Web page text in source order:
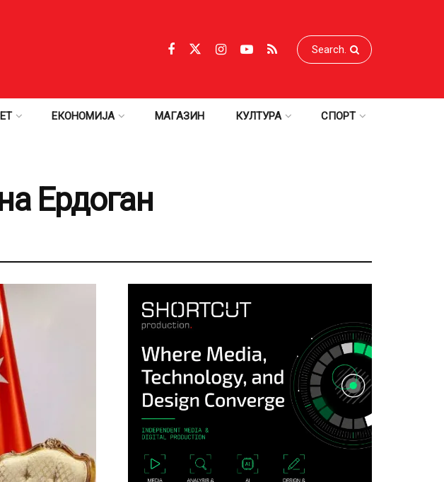
ЕКОНОМИЈА МАГАЗИН КУЛТУРА СПОРТ
Ердоган